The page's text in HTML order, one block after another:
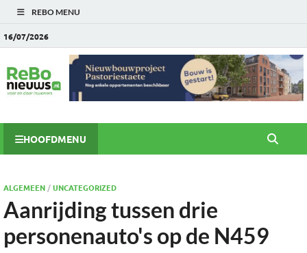
REBO MENU
16/07/2026
HOOFDMENU
ALGEMEEN/UNCATEGORIZED
Aanrijding tussen drie
personenauto's op de N459